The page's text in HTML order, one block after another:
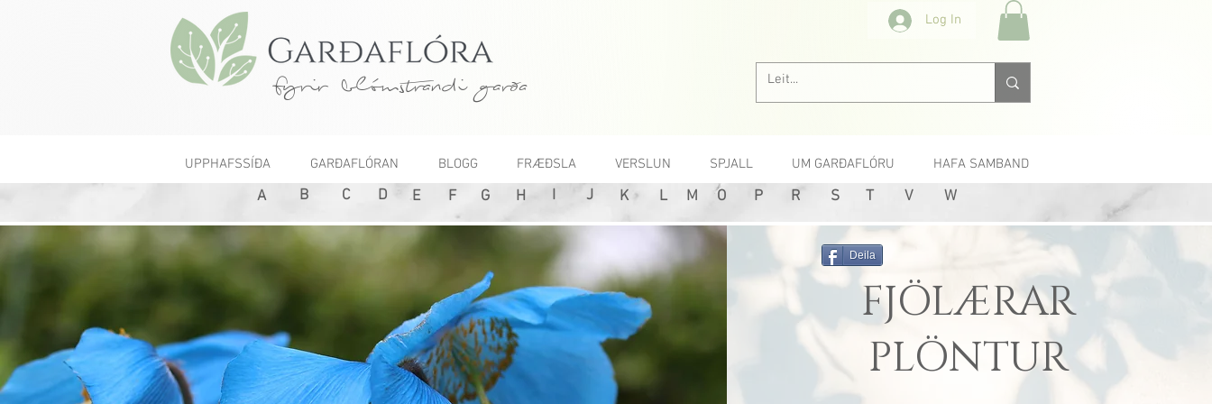
fyrir blómstrandi garða
Log In
UPPHAFSSÍÐA GARÐAFLÓRAN BLOGG FRÆÐSLA VERSLUN SPJALL UM GARÐAFLÓRU HAFA SAMBAND
A B C D E F G H I J K L M O P R S T V W
Deila
FJÖLÆRAR
PLÖNTUR